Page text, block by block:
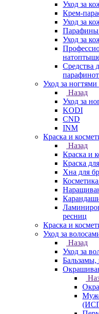
Уход за
Крем-
Уход за
Парафины
Уход за
Средства
Уход за ногтями
Назад
Уход за
KODI
CND
INM
Краска и
Назад
Краска и
Краска
Хна для
ресниц
Краска и
Уход за
Назад
Уход за
Бальзамы,